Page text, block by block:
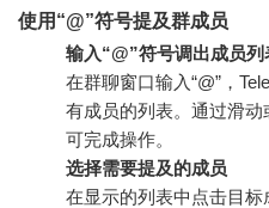
使用“@”符号提及群成员
输入“@”符号调出成员列
在群聊窗口输入“@”，
有成员的列表。通过滑
可完成操作。
选择需要提及的成员
在显示的列表中点击目标